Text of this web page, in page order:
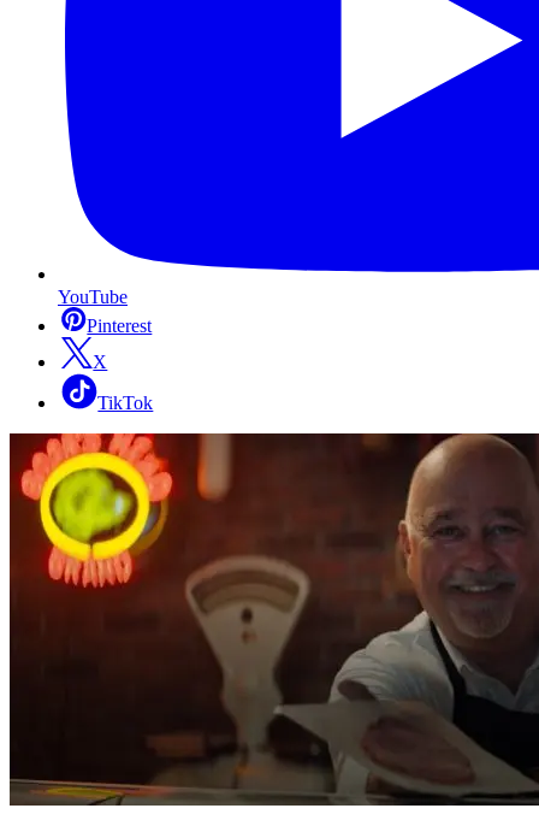
YouTube
Pinterest
X
TikTok